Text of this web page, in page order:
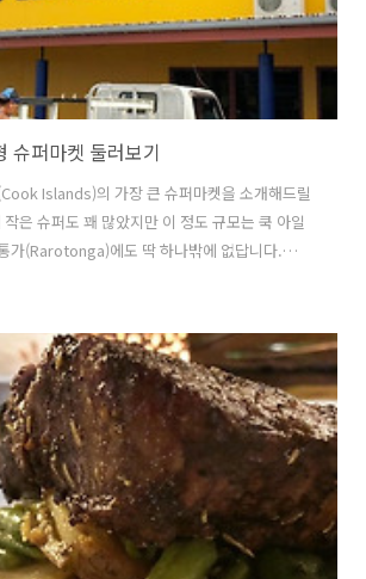
슈퍼마켓 둘러보기
Islands)의 가장 큰 슈퍼마켓을 소개해드릴
은 슈퍼도 꽤 많았지만 이 정도 규모는 쿡 아일
가(Rarotonga)에도 딱 하나밖에 없답니다.
아일랜드의 자체 슈퍼마켓인지 검색을 해봐
생각하시면 될 것 같네요. 쿡 아일랜드의 대형마
께 보실까요? 요놈 타고 열심히 다녔답니다. 조금
잘 나가서 타고 다니는데 어려움은 전혀 없었어요.
자동차보다는 스쿠터를 빌려서 여행하시는 것
도로도 딱 하나 뿐이라 운전하는데 어려움은 ..